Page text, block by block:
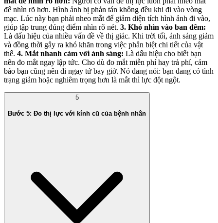
để nhìn rõ hơn. Hình ảnh bị phản tán không đều khi đi vào vòng
mạc. Lúc này bạn phải nheo mắt để giảm diện tích hình ảnh đi vào,
giúp tập trung đúng điểm nhìn rõ nét. 3. Khó nhìn vào ban đêm:
Là dấu hiệu của nhiều vấn đề về thị giác. Khi trời tối, ánh sáng giảm
và đồng thời gây ra khó khăn trong việc phân biệt chi tiết của vật
thể. 4. Mắt nhanh cảm với ánh sáng: Là dấu hiệu cho biết bạn
nên đo mắt ngay lập tức. Cho dù đo mắt miễn phí hay trả phí, cảm
báo bạn cũng nên đi ngay tứ bay giờ. Nó đang nói: bạn đang có tình
trạng giảm hoặc nghiêm trọng hơn là mắt thì lực đột ngột.
5
Bước 5: Đo thị lực với kính cũ của bệnh nhân